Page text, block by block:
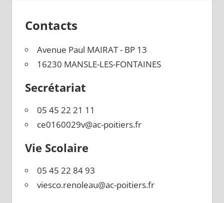
Contacts
Avenue Paul MAIRAT - BP 13
16230 MANSLE-LES-FONTAINES
Secrétariat
05 45 22 21 11
ce0160029v@ac-poitiers.fr
Vie Scolaire
05 45 22 84 93
viesco.renoleau@ac-poitiers.fr